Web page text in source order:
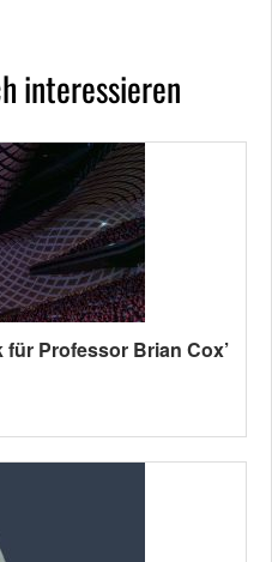
interessieren
für Professor Brian Cox’